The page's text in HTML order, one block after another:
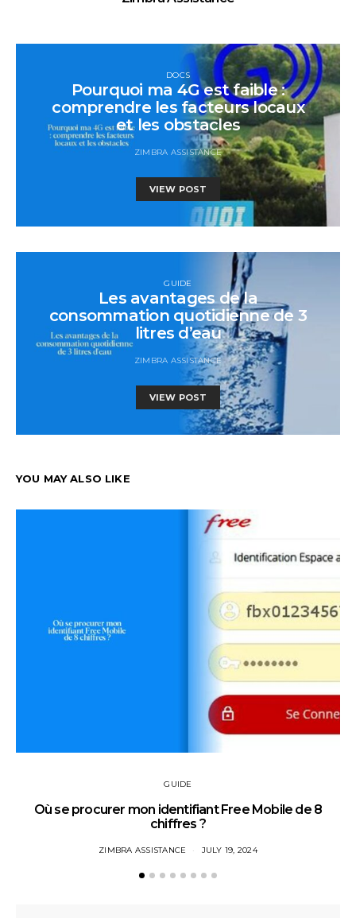
DOCS
Pourquoi ma 4G est faible :
comprendre les facteurs locaux
et les obstacles
ZIMBRA ASSISTANCE
VIEW POST
GUIDE
Les avantages de la
consommation quotidienne de 3
litres d’eau
ZIMBRA ASSISTANCE
VIEW POST
YOU MAY ALSO LIKE
GUIDE
Où se procurer mon identifiant Free Mobile de 8
chiffres ?
ZIMBRA ASSISTANCE JULY 19, 2024